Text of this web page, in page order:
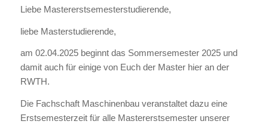
Liebe Mastererstsemesterstudierende,
liebe Masterstudierende,
am 02.04.2025 beginnt das Sommersemester 2025 und
damit auch für einige von Euch der Master hier an der
RWTH.
Die Fachschaft Maschinenbau veranstaltet dazu eine
Erstsemesterzeit für alle Mastererstsemester unserer